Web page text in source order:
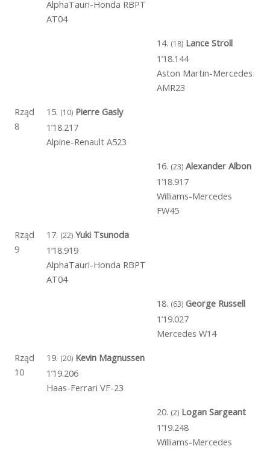
AlphaTauri-Honda RBPT
AT04
14. (18) Lance Stroll
1’18.144
Aston Martin-Mercedes
AMR23
Rząd
8
15. (10) Pierre Gasly
1’18.217
Alpine-Renault A523
16. (23) Alexander Albon
1’18.917
Williams-Mercedes
FW45
Rząd
9
17. (22) Yuki Tsunoda
1’18.919
AlphaTauri-Honda RBPT
AT04
18. (63) George Russell
1’19.027
Mercedes W14
Rząd
10
19. (20) Kevin Magnussen
1’19.206
Haas-Ferrari VF-23
20. (2) Logan Sargeant
1’19.248
Williams-Mercedes